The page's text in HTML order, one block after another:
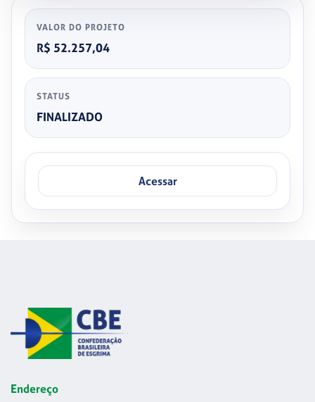
VALOR DO PROJETO
R$ 52.257,04
STATUS
FINALIZADO
Acessar
Endereço